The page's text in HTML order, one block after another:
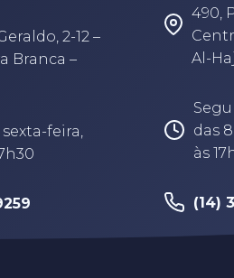
2-12 –
Branca –
feira,
490,
Al-
das
às
(14)